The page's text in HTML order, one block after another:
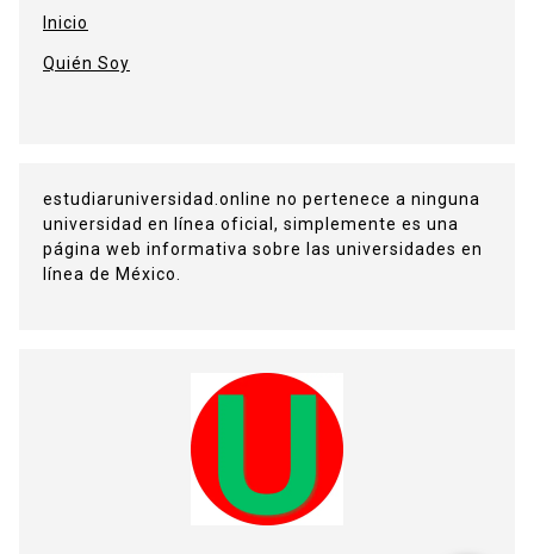
Inicio
Quién Soy
estudiaruniversidad.online no pertenece a ninguna
universidad en línea oficial, simplemente es una
página web informativa sobre las universidades en
línea de México.